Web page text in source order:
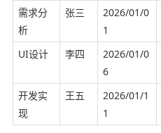
需求分
析
张三
2026/01/0
1
UI设计
李四
2026/01/0
6
开发实
现
王五
2026/01/1
1